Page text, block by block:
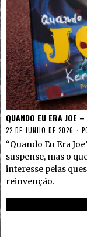
QUANDO EU ERA JOE
22 DE JUNHO DE 2026
“Quando Eu Era
suspense, mas o
interesse pelas
reinvenção.